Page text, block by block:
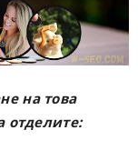
на това
отделите: